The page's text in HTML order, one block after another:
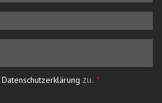
Datenschutzerklärung zu. *